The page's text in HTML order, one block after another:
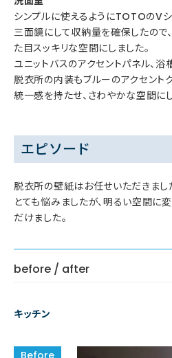
シンプルに使えるようにTOTOのVシ
三面鏡にして収納量を確保したので
た目スッキリな空間にしました。
ユニットバスのアクセントパネル、浴
脱衣所の内装もブルーのアクセント
統一感を持たせ、さわやかな空間に
エピソード
脱衣所の壁紙はお任せいただきまし
とても悩みましたが、明るい空間に
だけました。
before / after
キッチン